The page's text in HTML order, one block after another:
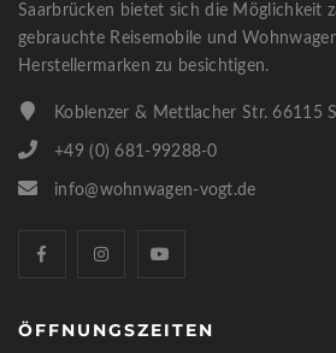
Saarbrücken bietet sich die Möglichkeit
gebrauchte Reisemobile und
Herstellermarken zu besichtigen.
Koblenzer & Mettlacher Str. 66115
+49 (0) 681-99288-0
info@wohnwagen-vogt.de
ÖFFNUNGSZEITEN